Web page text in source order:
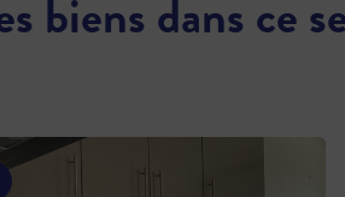
biens dans ce